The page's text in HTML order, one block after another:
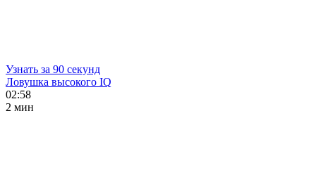
Узнать за 90 секунд
Ловушка высокого IQ
02:58
2 мин